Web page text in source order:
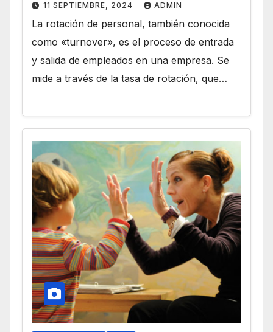
11 SEPTIEMBRE, 2024 ADMIN
La rotación de personal, también conocida
como «turnover», es el proceso de entrada
y salida de empleados en una empresa. Se
mide a través de la tasa de rotación, que…